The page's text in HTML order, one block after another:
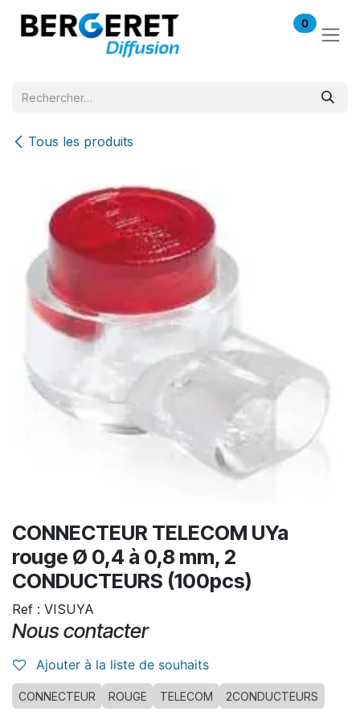
Se rendre au contenu
0
Tous les produits
CONNECTEUR TELECOM UYa
rouge Ø 0,4 à 0,8 mm, 2
CONDUCTEURS (100pcs)
Ref : VISUYA
Nous contacter
Ajouter à la liste de souhaits
CONNECTEUR ROUGE TELECOM 2CONDUCTEURS